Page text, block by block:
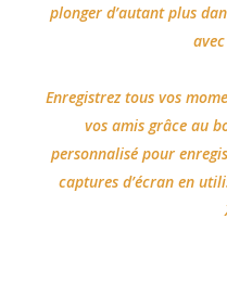
plonger d’autant plus
Enregistrez tous vos
vos amis grâce au
personnalisé pour
captures d’écran en